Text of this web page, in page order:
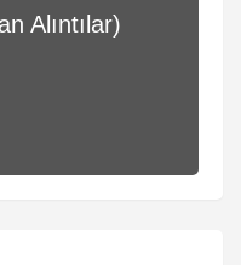
Alıntılar)